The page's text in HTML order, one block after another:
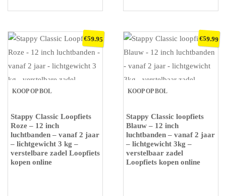
KOOP OP BOL
Stappy Classic Loopfiets
Roze – 12 inch
luchtbanden – vanaf 2 jaar
– lichtgewicht 3 kg –
verstelbare zadel Loopfiets
kopen online
€59.95
KOOP OP BOL
Stappy Classic loopfiets
Blauw – 12 inch
luchtbanden – vanaf 2 jaar
– lichtgewicht 3kg –
verstelbaar zadel
Loopfiets kopen online
€59.99